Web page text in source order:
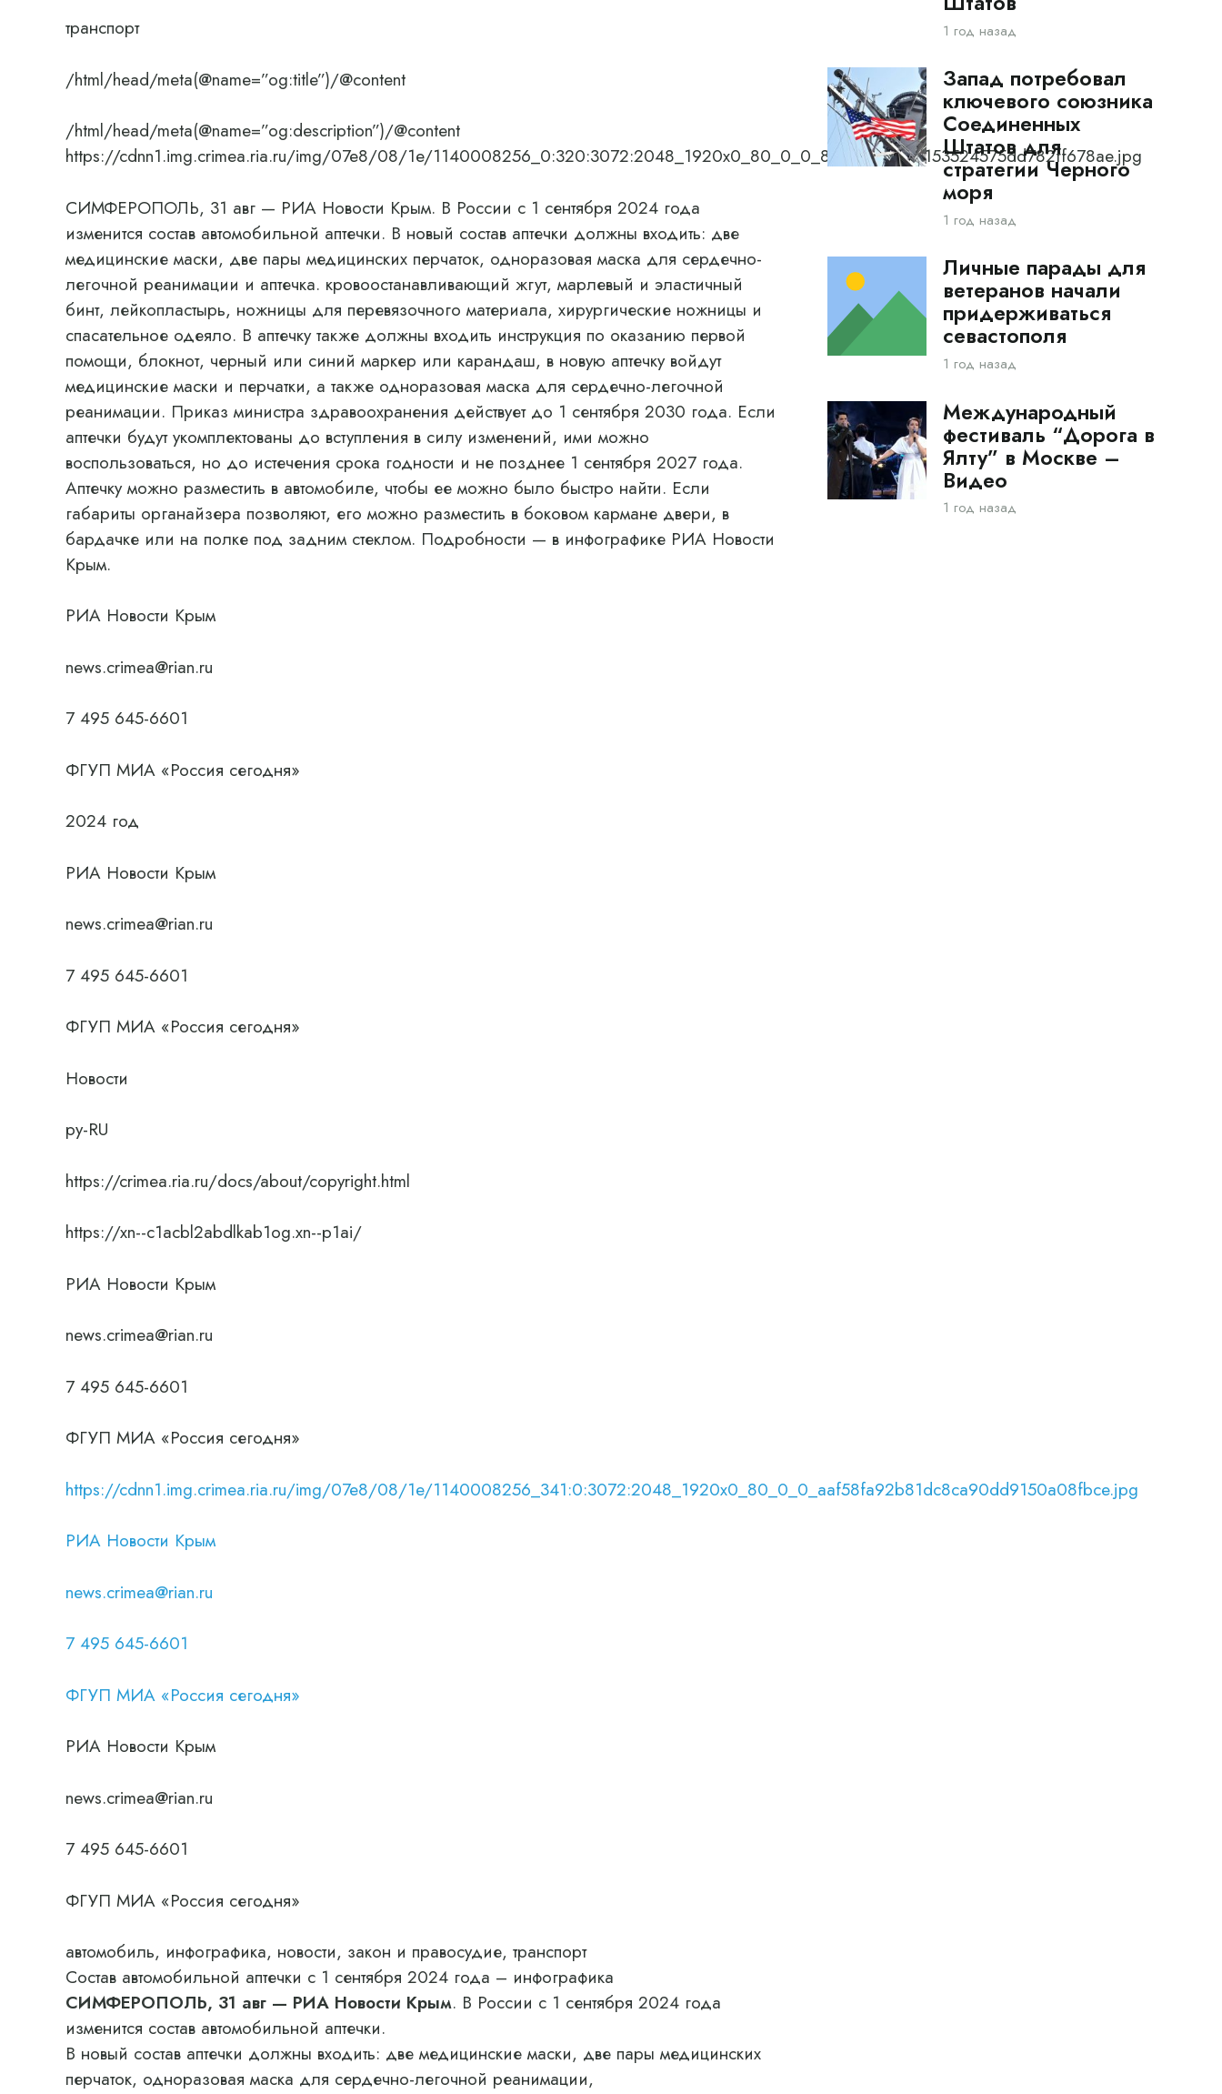
транспорт
/html/head/meta(@name=”og:title”)/@content
/html/head/meta(@name=”og:description”)/@content
https://cdnn1.img.crimea.ria.ru/img/07e8/08/1e/1140008256_0:320:3072:2048_1920x0_80_0_0_8bdb56cb1bc153524575dd782ff678ae.jpg
СИМФЕРОПОЛЬ, 31 авг — РИА Новости Крым. В России с 1 сентября 2024 года
изменится состав автомобильной аптечки. В новый состав аптечки должны входить: две
медицинские маски, две пары медицинских перчаток, одноразовая маска для сердечно-
легочной реанимации и аптечка. кровоостанавливающий жгут, марлевый и эластичный
бинт, лейкопластырь, ножницы для перевязочного материала, хирургические ножницы и
спасательное одеяло. В аптечку также должны входить инструкция по оказанию первой
помощи, блокнот, черный или синий маркер или карандаш, в новую аптечку войдут
медицинские маски и перчатки, а также одноразовая маска для сердечно-легочной
реанимации. Приказ министра здравоохранения действует до 1 сентября 2030 года. Если
аптечки будут укомплектованы до вступления в силу изменений, ими можно
воспользоваться, но до истечения срока годности и не позднее 1 сентября 2027 года.
Аптечку можно разместить в автомобиле, чтобы ее можно было быстро найти. Если
габариты органайзера позволяют, его можно разместить в боковом кармане двери, в
бардачке или на полке под задним стеклом. Подробности — в инфографике РИА Новости
Крым.
РИА Новости Крым
news.crimea@rian.ru
7 495 645-6601
ФГУП МИА «Россия сегодня»
2024 год
РИА Новости Крым
news.crimea@rian.ru
7 495 645-6601
ФГУП МИА «Россия сегодня»
Новости
ру-RU
https://crimea.ria.ru/docs/about/copyright.html
https://xn--c1acbl2abdlkab1og.xn--p1ai/
РИА Новости Крым
news.crimea@rian.ru
7 495 645-6601
ФГУП МИА «Россия сегодня»
https://cdnn1.img.crimea.ria.ru/img/07e8/08/1e/1140008256_341:0:3072:2048_1920x0_80_0_0_aaf58fa92b81dc8ca90dd9150a08fbce.jpg
РИА Новости Крым
news.crimea@rian.ru
7 495 645-6601
ФГУП МИА «Россия сегодня»
РИА Новости Крым
news.crimea@rian.ru
7 495 645-6601
ФГУП МИА «Россия сегодня»
автомобиль, инфографика, новости, закон и правосудие, транспорт
Состав автомобильной аптечки с 1 сентября 2024 года – инфографика
СИМФЕРОПОЛЬ, 31 авг — РИА Новости Крым. В России с 1 сентября 2024 года
изменится состав автомобильной аптечки.
В новый состав аптечки должны входить: две медицинские маски, две пары медицинских
перчаток, одноразовая маска для сердечно-легочной реанимации,
1 год назад
Запад потребовал
ключевого союзника
Соединенных
Штатов для
стратегии Черного
моря
1 год назад
Личные парады для
ветеранов начали
придерживаться
севастополя
1 год назад
Международный
фестиваль “Дорога в
Ялту” в Москве –
Видео
1 год назад